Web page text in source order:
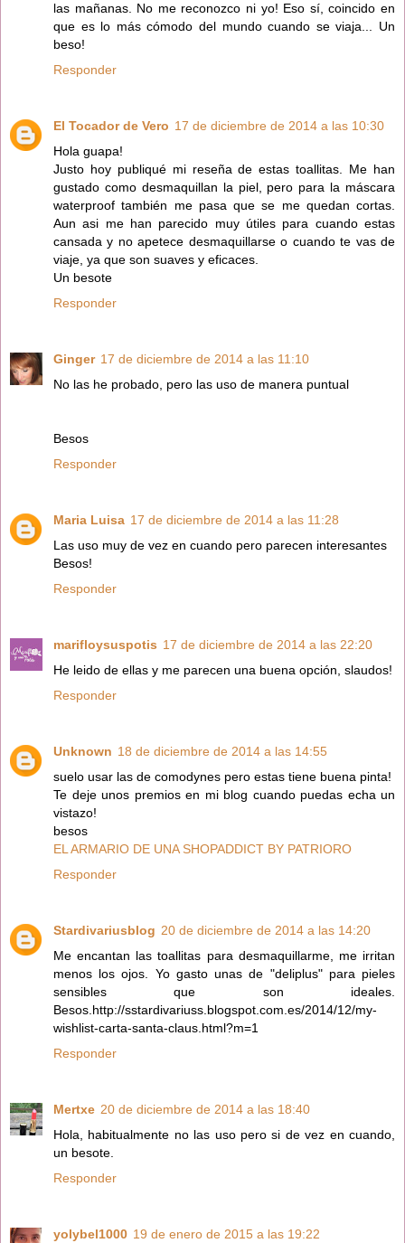
las mañanas. No me reconozco ni yo! Eso sí, coincido en
que es lo más cómodo del mundo cuando se viaja... Un
beso!
Responder
El Tocador de Vero 17 de diciembre de 2014 a las 10:30
Hola guapa!
Justo hoy publiqué mi reseña de estas toallitas. Me han
gustado como desmaquillan la piel, pero para la máscara
waterproof también me pasa que se me quedan cortas.
Aun asi me han parecido muy útiles para cuando estas
cansada y no apetece desmaquillarse o cuando te vas de
viaje, ya que son suaves y eficaces.
Un besote
Responder
Ginger 17 de diciembre de 2014 a las 11:10
No las he probado, pero las uso de manera puntual
Besos
Responder
Maria Luisa 17 de diciembre de 2014 a las 11:28
Las uso muy de vez en cuando pero parecen interesantes
Besos!
Responder
marifloysuspotis 17 de diciembre de 2014 a las 22:20
He leido de ellas y me parecen una buena opción, slaudos!
Responder
Unknown 18 de diciembre de 2014 a las 14:55
suelo usar las de comodynes pero estas tiene buena pinta!
Te deje unos premios en mi blog cuando puedas echa un
vistazo!
besos
EL ARMARIO DE UNA SHOPADDICT BY PATRIORO
Responder
Stardivariusblog 20 de diciembre de 2014 a las 14:20
Me encantan las toallitas para desmaquillarme, me irritan
menos los ojos. Yo gasto unas de "deliplus" para pieles
sensibles que son ideales.
Besos.http://sstardivariuss.blogspot.com.es/2014/12/my-
wishlist-carta-santa-claus.html?m=1
Responder
Mertxe 20 de diciembre de 2014 a las 18:40
Hola, habitualmente no las uso pero si de vez en cuando,
un besote.
Responder
yolybel1000 19 de enero de 2015 a las 19:22